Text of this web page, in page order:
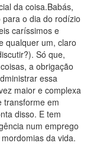
da coisa.Babás,
o dia do rodízio
caríssimos e
qualquer um, claro
Só que,
a obrigação
essa
maior e complexa
transforme em
disso. E tem
num emprego
da vida.